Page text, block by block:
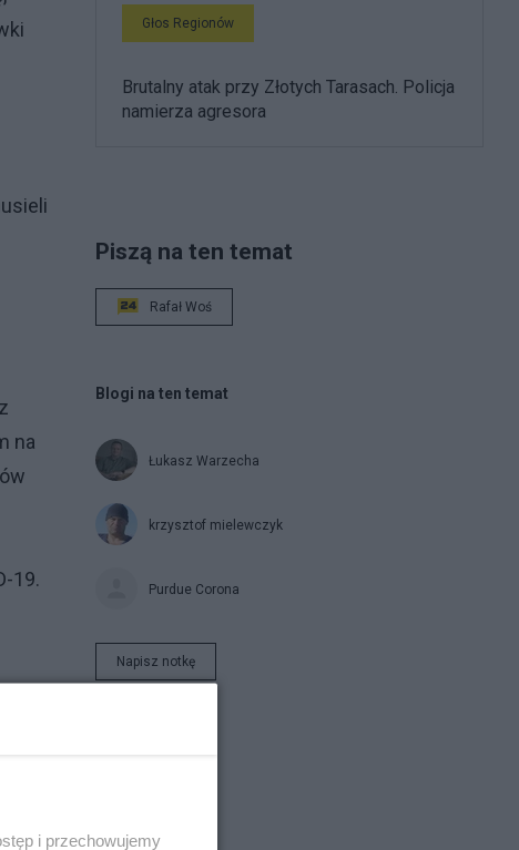
na
19.
Głos Regionów
Brutalny atak przy Złotych Tarasach. Policja
namierza agresora
Piszą na ten temat
Rafał Woś
Blogi na ten temat
Łukasz Warzecha
krzysztof mielewczyk
Purdue Corona
Napisz notkę
i przechowujemy